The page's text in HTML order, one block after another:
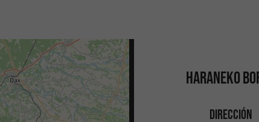
HARANEKO
DIRECCIÓN